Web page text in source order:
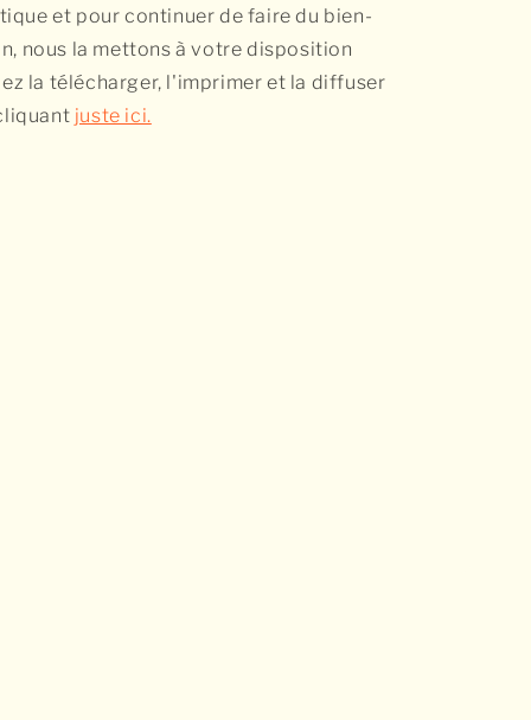
et pour continuer de faire du bien-
nous la mettons à votre disposition
la télécharger, l'imprimer et la diffuser
juste ici.